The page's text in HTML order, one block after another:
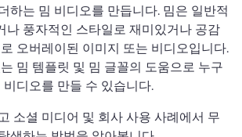
하는 밈 비디오를 만듭니다. 밈은 일반적
나 풍자적인 스타일로 재미있거나 공감
밈 템플릿 및 밈 글꼴의 도움으로 누구
디오를 만들 수 있습니다.
소셜 미디어 및 회사 사용 사례에서 무